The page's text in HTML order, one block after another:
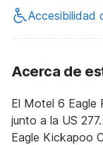
Accesibilidad
Acerca de
El Motel 6 Eagle
junto a la US
Eagle Kickapoo